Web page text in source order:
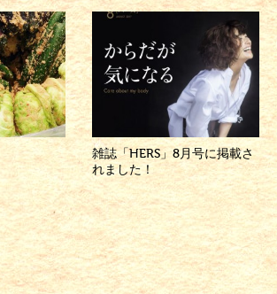
雑誌「HERS」8月号に掲載さ
れました！